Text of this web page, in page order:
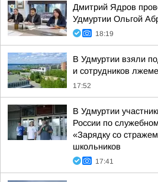
Дмитрий Ядров
Удмуртии Ольгой
18:19
В Удмуртии взяли
и сотрудников
17:52
В Удмуртии
России по
«Зарядку со
школьников
17:41